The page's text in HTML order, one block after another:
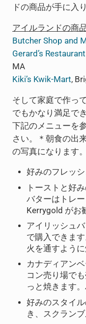
ドの商品が手に入
アイルランドの商
Butcher Shop and
Gerard’s Restaurant
MA
Kiki’s Kwik-Mart,
そして家庭で作っ
でもかなり満足で
下記のメニューを
さい。＊朝食の出
の写真になります。
好みのフレッ
トーストと好
バターはトレ
Kerrygold がお
アイリッシュ
で購入できま
火を通すように
カナディアン
コン売り場で
っと焼きます
好みのスタイ
き、スクランブ